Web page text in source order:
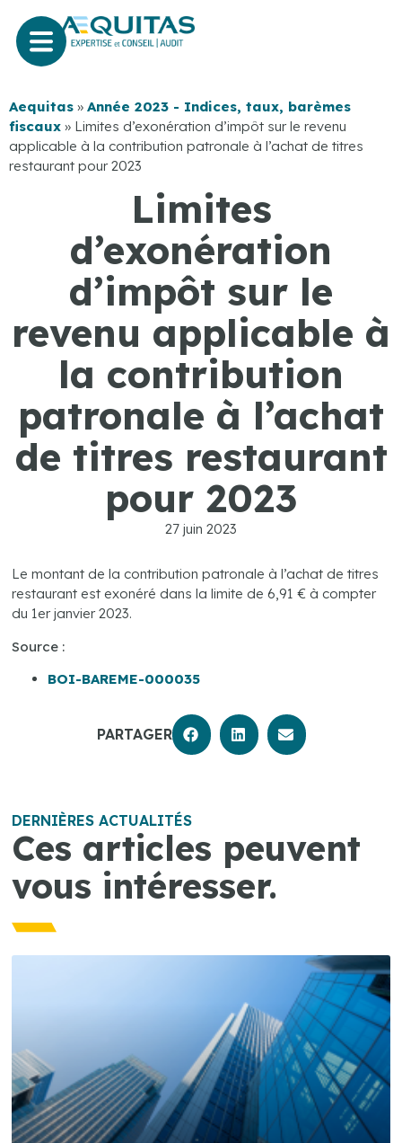
Aequitas » Année 2023 - Indices, taux, barèmes
fiscaux » Limites d’exonération d’impôt sur le revenu
applicable à la contribution patronale à l’achat de titres
restaurant pour 2023
Limites
d’exonération
d’impôt sur le
revenu applicable à
la contribution
patronale à l’achat
de titres restaurant
pour 2023
27 juin 2023
Le montant de la contribution patronale à l’achat de titres
restaurant est exonéré dans la limite de 6,91 € à compter
du 1er janvier 2023.
Source :
BOI-BAREME-000035
PARTAGER
DERNIÈRES ACTUALITÉS
Ces articles peuvent
vous intéresser.